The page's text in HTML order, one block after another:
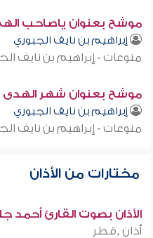
موشح بعنوان ياصاحب
إبراهيم بن نايف الجبوري
منوعات - إبراهيم بن نايف
موشح بعنوان شهر الهدى
إبراهيم بن نايف الجبوري
منوعات - إبراهيم بن نايف
مختارات من الأذان
الأذان بصوت القارئ أحمد
أذان ,قطر